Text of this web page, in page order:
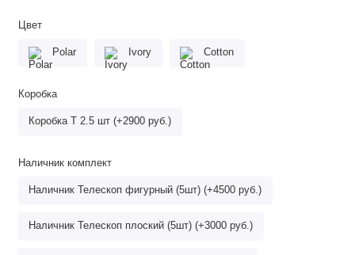
Цвет
Polar Ivory Cotton
Коробка
Коробка Т 2.5 шт (+2900 руб.)
Наличник комплект
Наличник Телескоп фигурный (5шт) (+4500 руб.)
Наличник Телескоп плоский (5шт) (+3000 руб.)